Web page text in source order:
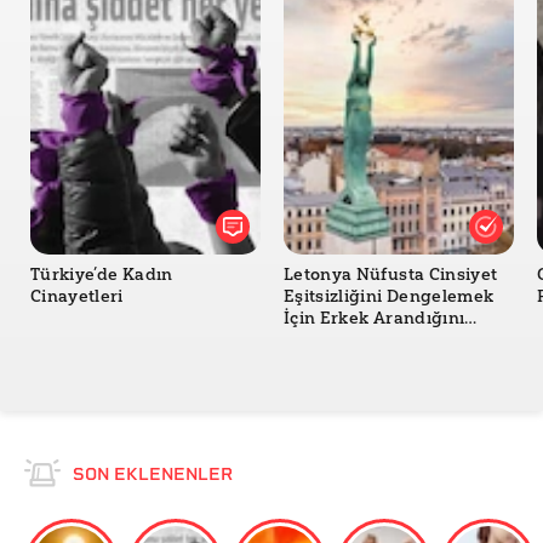
Türkiye’de Kadın
Cinayetleri
Letonya Nüfusta Cinsiyet
Eşitsizliğini Dengelemek
İçin Erkek Arandığını
SON EKLENENLER